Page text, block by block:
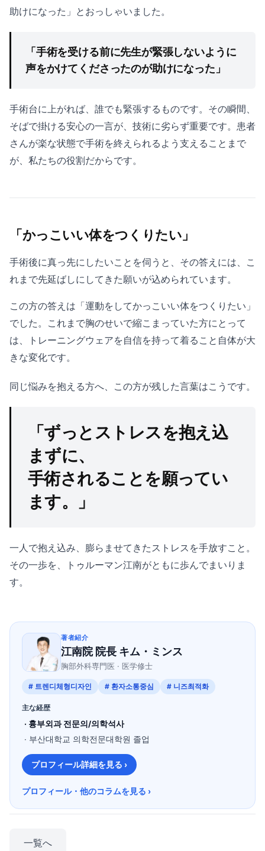
助けになった」とおっしゃいました。
「手術を受ける前に先生が緊張しないように
声をかけてくださったのが助けになった」
手術台に上がれば、誰でも緊張するものです。その瞬間、
そばで掛ける安心の一言が、技術に劣らず重要です。患者
さんが楽な状態で手術を終えられるよう支えることまで
が、私たちの役割だからです。
「かっこいい体をつくりたい」
手術後に真っ先にしたいことを伺うと、その答えには、こ
れまで先延ばしにしてきた願いが込められています。
この方の答えは「運動をしてかっこいい体をつくりたい」
でした。これまで胸のせいで縮こまっていた方にとって
は、トレーニングウェアを自信を持って着ること自体が大
きな変化です。
同じ悩みを抱える方へ、この方が残した言葉はこうです。
「ずっとストレスを抱え込
まずに、
手術されることを願ってい
ます。」
一人で抱え込み、膨らませてきたストレスを手放すこと。
その一歩を、トゥルーマン江南がともに歩んでまいりま
す。
著者紹介
江南院 院長 キム・ミンス
胸部外科専門医 · 医学修士
# 트렌디체형디자인 # 환자소통중심 # 니즈최적화
主な経歴
· 흉부외과 전문의/의학석사
· 부산대학교 의학전문대학원 졸업
プロフィール詳細を見る ›
プロフィール・他のコラムを見る ›
一覧へ